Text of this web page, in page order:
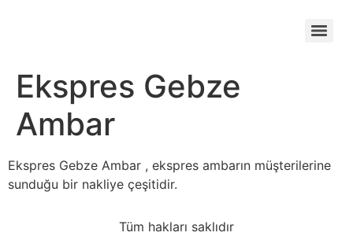
Ekspres Gebze
Ambar
Ekspres Gebze Ambar , ekspres ambarın müşterilerine
sunduğu bir nakliye çeşitidir.
Tüm hakları saklıdır